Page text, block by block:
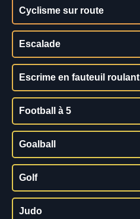
Cyclisme sur route
Escalade
Escrime en fauteuil roulant
Football à 5
Goalball
Golf
Judo